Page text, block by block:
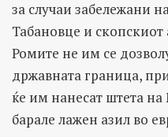
за случаи забележани
Табановце и
Ромите не им се
државната граница,
ќе им нанесат штета
барале лажен азил во